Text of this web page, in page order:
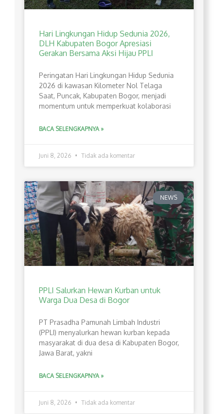
Hari Lingkungan Hidup Sedunia 2026,
DLH Kabupaten Bogor Apresiasi
Gerakan Bersama Aksi Hijau PPLI
Peringatan Hari Lingkungan Hidup Sedunia
2026 di kawasan Kilometer Nol Telaga
Saat, Puncak, Kabupaten Bogor, menjadi
momentum untuk memperkuat kolaborasi
BACA SELENGKAPNYA »
Juni 8, 2026 Tidak ada komentar
NEWS
PPLI Salurkan Hewan Kurban untuk
Warga Dua Desa di Bogor
PT Prasadha Pamunah Limbah Industri
(PPLI) menyalurkan hewan kurban kepada
masyarakat di dua desa di Kabupaten Bogor,
Jawa Barat, yakni
BACA SELENGKAPNYA »
Juni 8, 2026 Tidak ada komentar